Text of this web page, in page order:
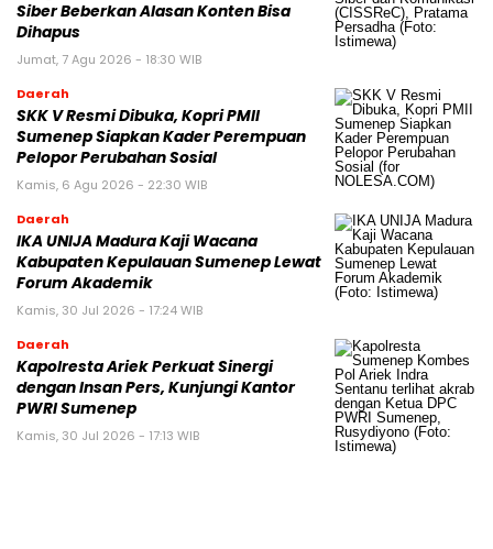
Siber Beberkan Alasan Konten Bisa
Dihapus
Jumat, 7 Agu 2026 - 18:30 WIB
Daerah
SKK V Resmi Dibuka, Kopri PMII
Sumenep Siapkan Kader Perempuan
Pelopor Perubahan Sosial
Kamis, 6 Agu 2026 - 22:30 WIB
Daerah
IKA UNIJA Madura Kaji Wacana
Kabupaten Kepulauan Sumenep Lewat
Forum Akademik
Kamis, 30 Jul 2026 - 17:24 WIB
Daerah
Kapolresta Ariek Perkuat Sinergi
dengan Insan Pers, Kunjungi Kantor
PWRI Sumenep
Kamis, 30 Jul 2026 - 17:13 WIB